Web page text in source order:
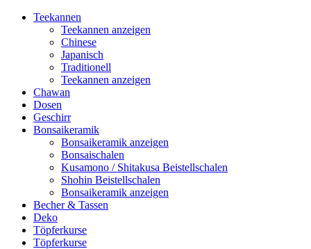
Teekannen
Teekannen anzeigen
Chinese
Japanisch
Traditionell
Teekannen anzeigen
Chawan
Dosen
Geschirr
Bonsaikeramik
Bonsaikeramik anzeigen
Bonsaischalen
Kusamono / Shitakusa Beistellschalen
Shohin Beistellschalen
Bonsaikeramik anzeigen
Becher & Tassen
Deko
Töpferkurse
Töpferkurse